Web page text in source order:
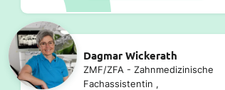
Dagmar Wickerath
ZMF/ZFA - Zahnmedizinische
Fachassistentin ,